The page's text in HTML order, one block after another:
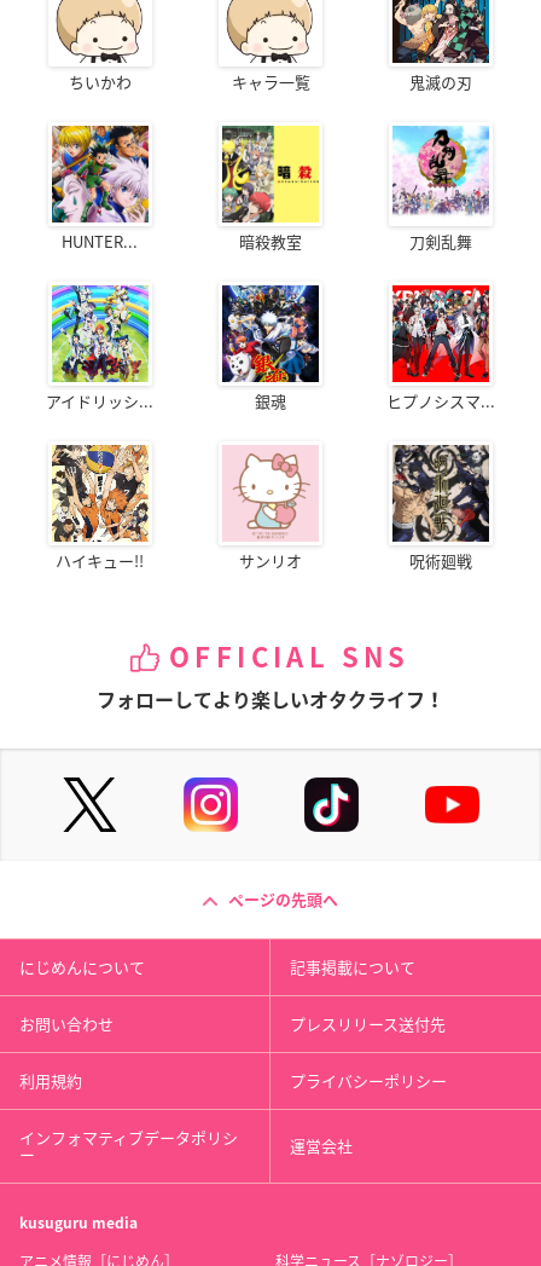
ちいかわ キャラ一覧 鬼滅の刃
HUNTER... 暗殺教室 刀剣乱舞
アイドリッシ... 銀魂 ヒプノシスマ...
ハイキュー!! サンリオ 呪術廻戦
OFFICIAL SNS
フォローしてより楽しいオタクライフ！
ページの先頭へ
にじめんについて 記事掲載について
お問い合わせ プレスリリース送付先
利用規約 プライバシーポリシー
インフォマティブデータポリシ
ー 運営会社
kusuguru media
アニメ情報［にじめん］ 科学ニュース［ナゾロジー］